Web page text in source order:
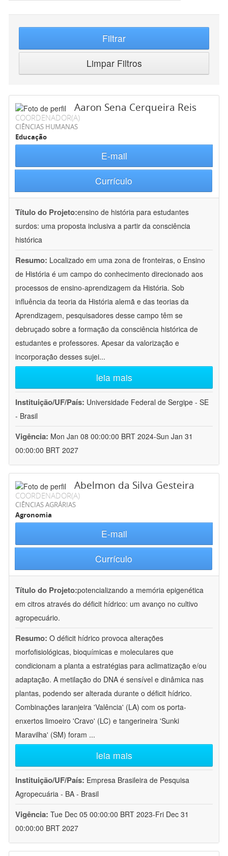
Filtrar
Limpar Filtros
Aaron Sena Cerqueira Reis
COORDENADOR(A)
CIÊNCIAS HUMANAS
Educação
E-mail
Currículo
Título do Projeto:ensino de história para estudantes
surdos: uma proposta inclusiva a partir da consciência
histórica
Resumo: Localizado em uma zona de fronteiras, o Ensino
de História é um campo do conhecimento direcionado aos
processos de ensino-aprendizagem da História. Sob
influência da teoria da História alemã e das teorias da
Aprendizagem, pesquisadores desse campo têm se
debruçado sobre a formação da consciência histórica de
estudantes e professores. Apesar da valorização e
incorporação desses sujei...
leia mais
Instituição/UF/País: Universidade Federal de Sergipe - SE
- Brasil
Vigência: Mon Jan 08 00:00:00 BRT 2024-Sun Jan 31
00:00:00 BRT 2027
Abelmon da Silva Gesteira
COORDENADOR(A)
CIÊNCIAS AGRÁRIAS
Agronomia
E-mail
Currículo
Título do Projeto:potencializando a memória epigenética
em citros através do déficit hídrico: um avanço no cultivo
agropecuário.
Resumo: O déficit hídrico provoca alterações
morfofisiológicas, bioquímicas e moleculares que
condicionam a planta a estratégias para aclimatização e/ou
adaptação. A metilação do DNA é sensível e dinâmica nas
plantas, podendo ser alterada durante o déficit hídrico.
Combinações laranjeira 'Valência' (LA) com os porta-
enxertos limoeiro 'Cravo' (LC) e tangerineira 'Sunki
Maravilha' (SM) foram ...
leia mais
Instituição/UF/País: Empresa Brasileira de Pesquisa
Agropecuária - BA - Brasil
Vigência: Tue Dec 05 00:00:00 BRT 2023-Fri Dec 31
00:00:00 BRT 2027